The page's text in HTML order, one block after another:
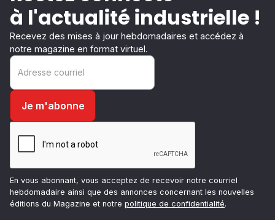
à l'actualité industrielle !
Recevez des mises à jour hebdomadaires et accédez à
notre magazine en format virtuel.
En vous abonnant, vous acceptez de recevoir notre courriel
hebdomadaire ainsi que des annonces concernant les nouvelles
éditions du Magazine et notre politique de confidentialité.